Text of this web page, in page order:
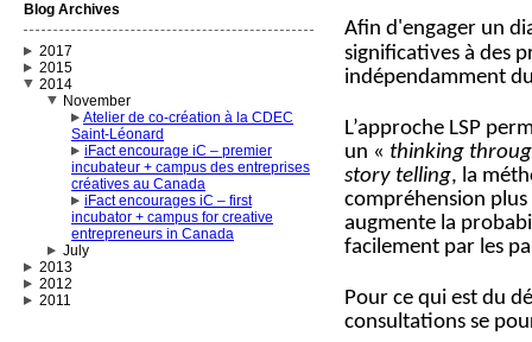
Blog Archives
2017
2015
2014
November
Atelier de co-création à la CDEC
Saint-Léonard
iFact encourage iC – premier
incubateur + campus des entreprises
créatives au Canada
iFact encourages iC – first
incubator + campus for creative
entrepreneurs in Canada
July
2013
2012
2011
Afin d'engager un
significatives à des
indépendamment
L’approche LSP
un « thinking
story telling, la
compréhension
augmente la
facilement par les
Pour ce qui est du
consultations se